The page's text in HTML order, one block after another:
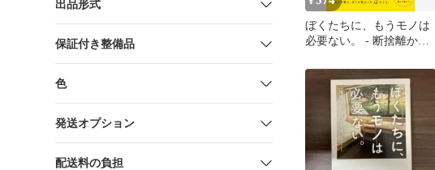
出品形式
保証付き整備品
色
発送オプション
配送料の負担
ぼくたちに、もうモノは
必要ない。 - 断捨離から
木 典士